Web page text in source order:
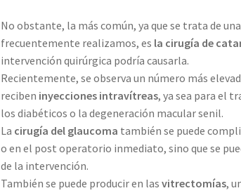
No obstante, la más común, ya que se trata de
frecuentemente realizamos, es la cirugía de
intervención quirúrgica podría causarla.
Recientemente, se observa un número más
reciben inyecciones intravítreas, ya sea para el
los diabéticos o la degeneración macular senil.
La cirugía del glaucoma también se puede
o en el post operatorio inmediato, sino que se
de la intervención.
También se puede producir en lasvitrectomías,